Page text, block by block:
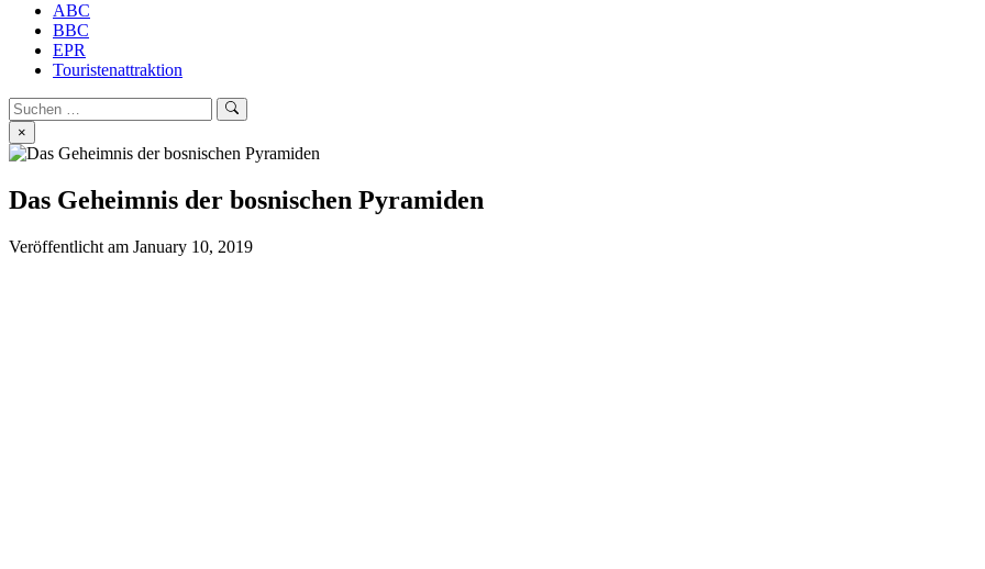
ABC
BBC
EPR
Touristenattraktion
Search
for:
Search
×
Das Geheimnis der bosnischen Pyramiden
Veröffentlicht am January 10, 2019